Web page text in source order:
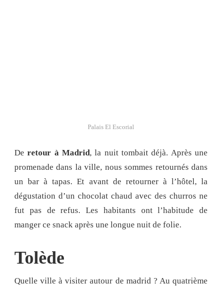
Palais El Escorial
Deretour à Madrid, la nuit tombait déjà. Après une
promenade dans la ville, nous sommes retournés dans
un bar à tapas. Et avant de retourner à l’hôtel, la
dégustation d’un chocolat chaud avec des churros ne
fut pas de refus. Les habitants ont l’habitude de
manger ce snack après une longue nuit de folie.
Tolède
Quelle ville à visiter autour de madrid ? Au quatrième